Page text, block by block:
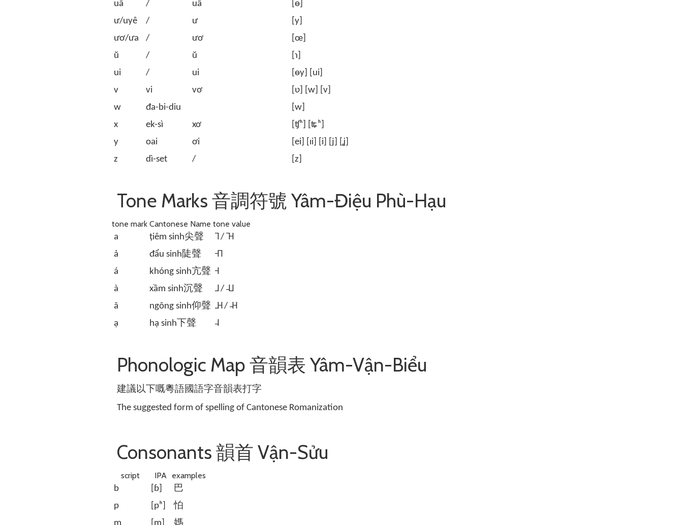
uâ
/ uâ
[ɵ]
ư/uyê
/ ư
[y]
ươ/ưa
/ ươ
[œ]
ŭ
/ ŭ
[ɿ]
ui
/ ui
[ɵy] [ui]
v
vi vơ
[ʋ] [w] [v]
w
đa-bi-diu
[w]
x
ek-sì xơ
[ʧʰ] [ʨʰ]
y
oai ơi
[ei] [ɪi] [i] [j] [ʝ]
z
dì-set / [z]
Tone Marks 音調符號 Yâm-Điệu Phù-Hạu
tone mark Cantonese Name tone value
a
țiêm sinh尖聲
˥ / ˥˧
ả
đẩu sinh陡聲
˧˥
á
khóng sinh亢聲 ˧
à
xầm sinh沉聲
˩ / ˨˩
ã
ngõng sinh仰聲 ˩˧ / ˨˧
ạ
hạ sinh下聲 ˨
Phonologic Map 音韻表 Yâm-Vận-Biểu
建議以下嘅粵語國語字音韻表打字
The suggested form of spelling of Cantonese Romanization
Consonants 韻首 Vận-Sửu
script IPA
examples
b
[ɓ]
巴
p
[pʰ]
怕